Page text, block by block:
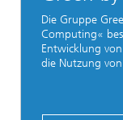
Die Gruppe
Computing«
Entwicklung
die Nutzung